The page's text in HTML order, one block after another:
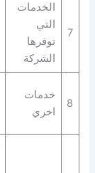
7
الخدمات
التي
توفرها
الشركة
8
خدمات
اخري